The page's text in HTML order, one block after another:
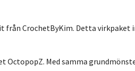
CrochetByKim. Detta
Med samma